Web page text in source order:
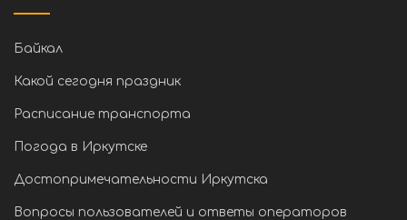
Байкал
Какой сегодня праздник
Расписание транспорта
Погода в Иркутске
Достопримечательности Иркутска
Вопросы пользователей и ответы операторов